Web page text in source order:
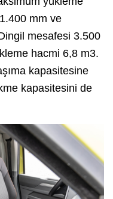
mm ve
mesafesi 3.500
hacmi 6,8 m3.
kapasitesine
kapasitesini de